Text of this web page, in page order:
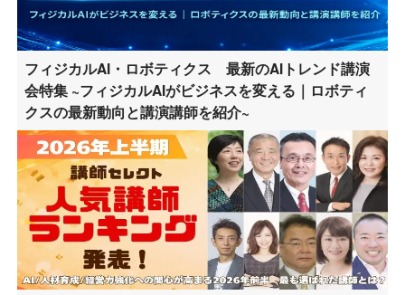
フィジカルAI・ロボティクス 最新のAIトレンド講演
会特集 ~フィジカルAIがビジネスを変える｜ロボティ
クスの最新動向と講演講師を紹介~